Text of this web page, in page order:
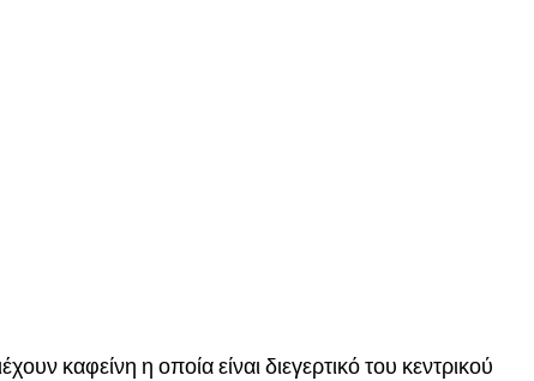
καφείνη η οποία είναι διεγερτικό του κεντρικού